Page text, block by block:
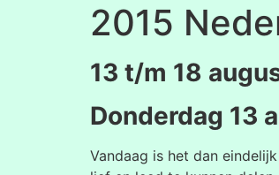
2015
13 t/m 18
Donderdag 13
Vandaag is het dan